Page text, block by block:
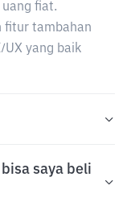
fiat.
fitur tambahan
yang baik
saya beli